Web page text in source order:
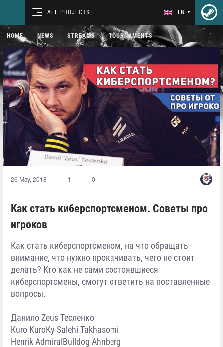
ALL PROJECTS EN
HOME NEWS STREAMS TOURNAMENTS
26 May, 2018 1 0
Как стать киберспортсменом. Советы про
игроков
Как стать киберспортсменом, на что обращать
внимание, что нужно прокачивать, чего не стоит
делать? Кто как не сами состоявшиеся
киберспортсмены, смогут ответить на поставленные
вопросы.
Данило Zeus Тесленко
Kuro KuroKy Salehi Takhasomi
Henrik AdmiralBulldog Ahnberg